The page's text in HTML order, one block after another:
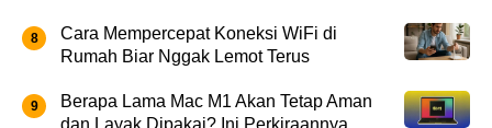
Cara Mempercepat Koneksi WiFi di
Rumah Biar Nggak Lemot Terus
Berapa Lama Mac M1 Akan Tetap Aman